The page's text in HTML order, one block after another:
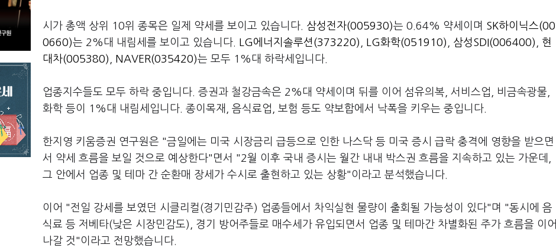
시가 총액 상위 10위 종목은 일제 약세를 보이고 있습니다. 삼성전자(005930)는 0.64% 약세이며 SK하이닉스(00
0660)는 2%대 내림세를 보이고 있습니다. LG에너지솔루션(373220) LG화학(051910) 삼성SDI(006400)
현
대차(005380)
NAVER(035420)는 모두 1%대 하락세입니다.
업종지수들도 모두 하락 중입니다. 증권과 철강금속은 2%대 약세이며 뒤를 이어 섬유의복, 서비스업, 비금속광물,
화학 등이 1%대 내림세입니다. 종이목재, 음식료업, 보험 등도 약보합에서 낙폭을 키우는 중입니다.
한지영 키움증권 연구원은 "금일에는 미국 시장금리 급등으로 인한 나스닥 등 미국 증시 급락 충격에 영향을 받으면
서 약세 흐름을 보일 것으로 예상한다"면서 "2월 이후 국내 증시는 월간 내내 박스권 흐름을 지속하고 있는 가운데,
그 안에서 업종 및 테마 간 순환매 장세가 수시로 출현하고 있는 상황"이라고 분석했습니다.
이어 "전일 강세를 보였던 시클리컬(경기민감주) 업종들에서 차익실현 물량이 출회될 가능성이 있다"며 "동시에 음
식료 등 저베타(낮은 시장민감도), 경기 방어주들로 매수세가 유입되면서 업종 및 테마간 차별화된 주가 흐름을 이어
나갈 것"이라고 전망했습니다.